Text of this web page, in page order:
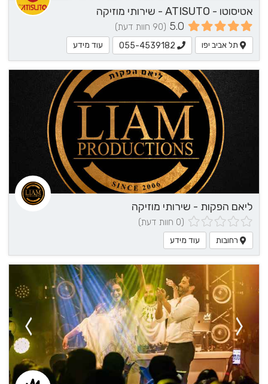
אטיסוטו - ATISUTO - שירותי מוזיקה
5.0 (90 חוות דעת)
תל אביב יפו 055-4539182 עוד מידע
ליאם הפקות - שירותי מוזיקה
(0 חוות דעת)
רחובות עוד מידע